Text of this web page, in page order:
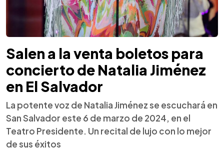
Salen a la venta boletos para
concierto de Natalia Jiménez
en El Salvador
La potente voz de Natalia Jiménez se escuchará en
San Salvador este 6 de marzo de 2024, en el
Teatro Presidente. Un recital de lujo con lo mejor
de sus éxitos